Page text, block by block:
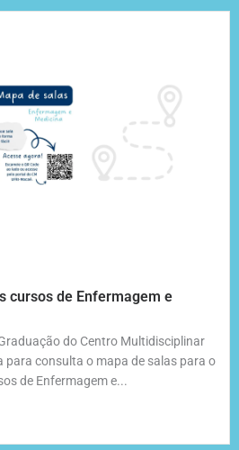
cursos de Enfermagem e
do Centro Multidisciplinar
para consulta o mapa de salas para o
de Enfermagem e...